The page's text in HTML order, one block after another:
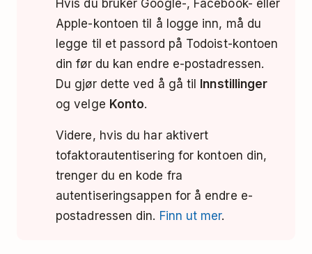
Hvis du bruker Google-, Facebook- eller
Apple-kontoen til å logge inn, må du
legge til et passord på Todoist-kontoen
din før du kan endre e-postadressen.
Du gjør dette ved å gå til Innstillinger
og velge Konto.
Videre, hvis du har aktivert
tofaktorautentisering for kontoen din,
trenger du en kode fra
autentiseringsappen for å endre e-
postadressen din. Finn ut mer.